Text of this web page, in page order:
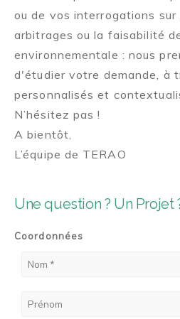
Une question ? Un Projet
Coordonnées
ou de vos interrogations
arbitrages ou la faisabilité
environnementale : nous
d'étudier votre demande, à
personnalisés et
N’hésitez pas !
A bientôt,
L’équipe de TERAO